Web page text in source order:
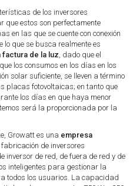
de los inversores
que estos son perfectamente
en las que se cuente con conexión
lo que se busca realmente es
de la luz , dado que el
los consumos en los días en los
solar suficiente, se lleven a término
placas fotovoltaicas; en tanto que
los días en que haya menor
será la proporcionada por la
Growatt es una empresa
fabricación de inversores
inversor de red, de fuera de red y de
inteligentes para gestionar la
todos los usuarios. La capacidad